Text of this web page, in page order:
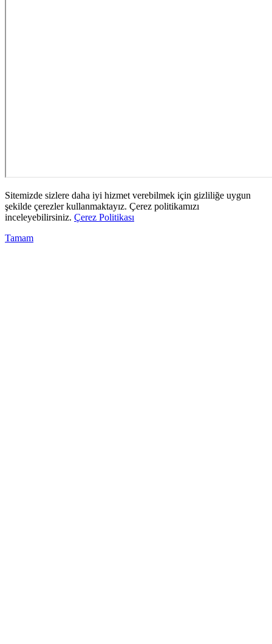
Sitemizde sizlere daha iyi hizmet verebilmek için gizliliğe uygun
şekilde çerezler kullanmaktayız. Çerez politikamızı
inceleyebilirsiniz. Çerez Politikası
Tamam